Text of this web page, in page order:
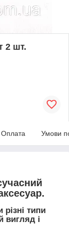
2 шт.
Оплата Умови
типи
вигляд і